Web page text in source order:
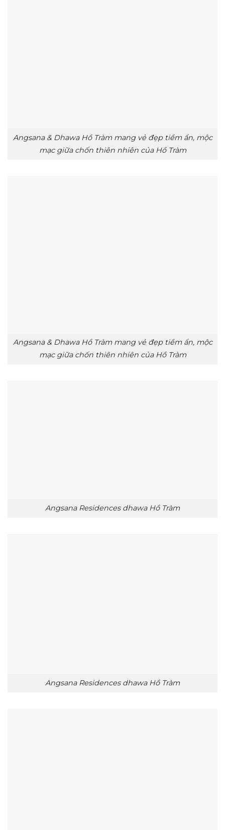
Angsana & Dhawa Hồ Tràm mang vẻ đẹp tiềm ẩn, mộc
mạc giữa chốn thiên nhiên của Hồ Tràm
Angsana & Dhawa Hồ Tràm mang vẻ đẹp tiềm ẩn, mộc
mạc giữa chốn thiên nhiên của Hồ Tràm
Angsana Residences dhawa Hồ Tràm
Angsana Residences dhawa Hồ Tràm